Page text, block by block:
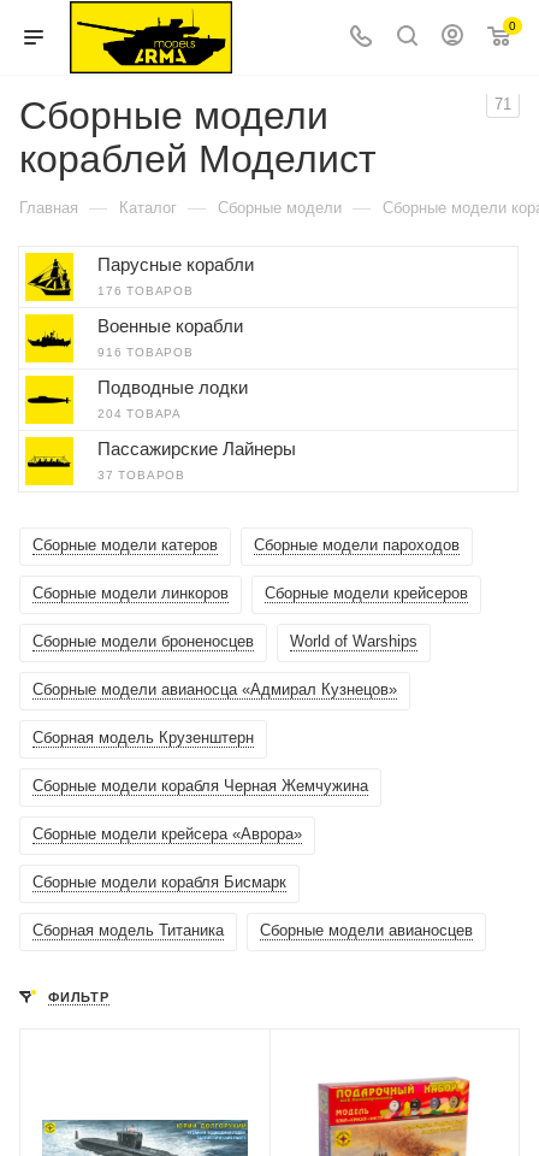
0
Сборные модели
кораблей Моделист
71
Главная — Каталог — Сборные модели — Сборные модели
Парусные корабли
176 ТОВАРОВ
Военные корабли
916 ТОВАРОВ
Подводные лодки
204 ТОВАРА
Пассажирские Лайнеры
37 ТОВАРОВ
Сборные модели катеров Сборные модели пароходов
Сборные модели линкоров Сборные модели крейсеров
Сборные модели броненосцев World of Warships
Сборные модели авианосца «Адмирал Кузнецов»
Сборная модель Крузенштерн
Сборные модели корабля Черная Жемчужина
Сборные модели крейсера «Аврора»
Сборные модели корабля Бисмарк
Сборная модель Титаника Сборные модели авианосцев
ФИЛЬТР